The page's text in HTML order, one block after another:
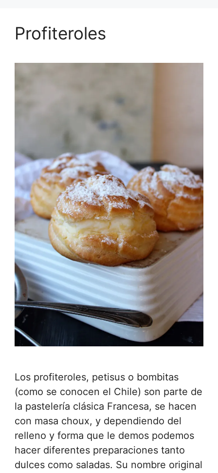
Profiteroles
Los profiteroles, petisus o bombitas
(como se conocen el Chile) son parte de
la pastelería clásica Francesa, se hacen
con masa choux, y dependiendo del
relleno y forma que le demos podemos
hacer diferentes preparaciones tanto
dulces como saladas. Su nombre original